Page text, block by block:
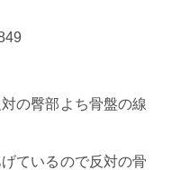
の臀部よち骨盤の線
ているので反対の骨